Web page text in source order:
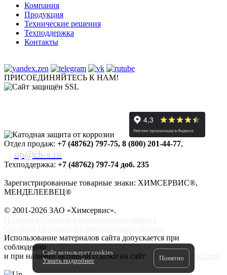
Компания
Продукция
Технические решения
Техподдержка
Контакты
ПРИСОЕДИНЯЙТЕСЬ К НАМ!
Отдел продаж: +7 (48762) 797-75, 8 (800) 201-44-77,
op@ch-s.ru
Техподдержка: +7 (48762) 797-74 доб. 235
Зарегистрированные товарные знаки: ХИМСЕРВИС®,
МЕНДЕЛЕЕВЕЦ®
© 2001-2026 ЗАО «Химсервис».
Использование материалов сайта допускается при
соблюдении
и при наличии активной ссылки на сайт
www.химсервис.com
Сайт использует cookies
Узнать подробнее
Понятно